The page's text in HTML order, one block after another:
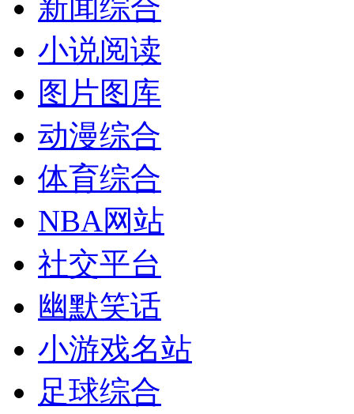
新闻综合
小说阅读
图片图库
动漫综合
体育综合
NBA网站
社交平台
幽默笑话
小游戏名站
足球综合